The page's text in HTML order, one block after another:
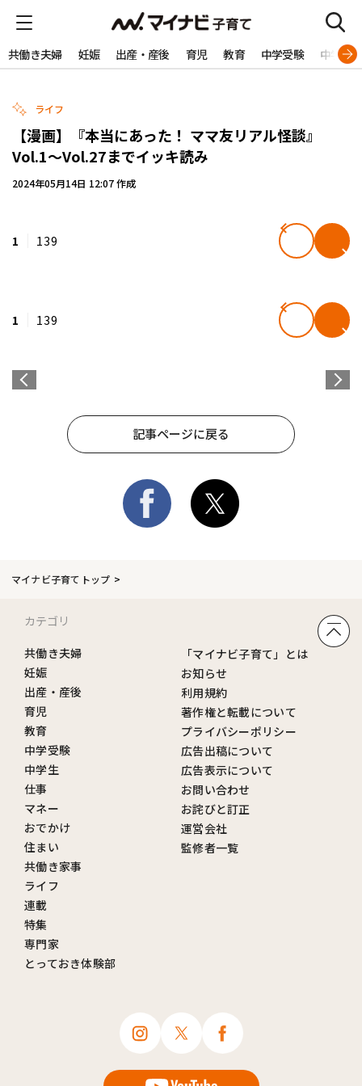
共働き夫婦 妊娠 出産・産後 育児 教育 中学受験 中学生
ライフ
【漫画】『本当にあった！ ママ友リアル怪談』
Vol.1～Vol.27までイッキ読み
2024年05月14日 12:07 作成
1 139
1 139
記事ページに戻る
マイナビ子育てトップ
カテゴリ
共働き夫婦
妊娠
出産・産後
育児
教育
中学受験
中学生
仕事
マネー
おでかけ
住まい
共働き家事
ライフ
連載
特集
専門家
とっておき体験部
「マイナビ子育て」とは
お知らせ
利用規約
著作権と転載について
プライバシーポリシー
広告出稿について
広告表示について
お問い合わせ
お詫びと訂正
運営会社
監修者一覧